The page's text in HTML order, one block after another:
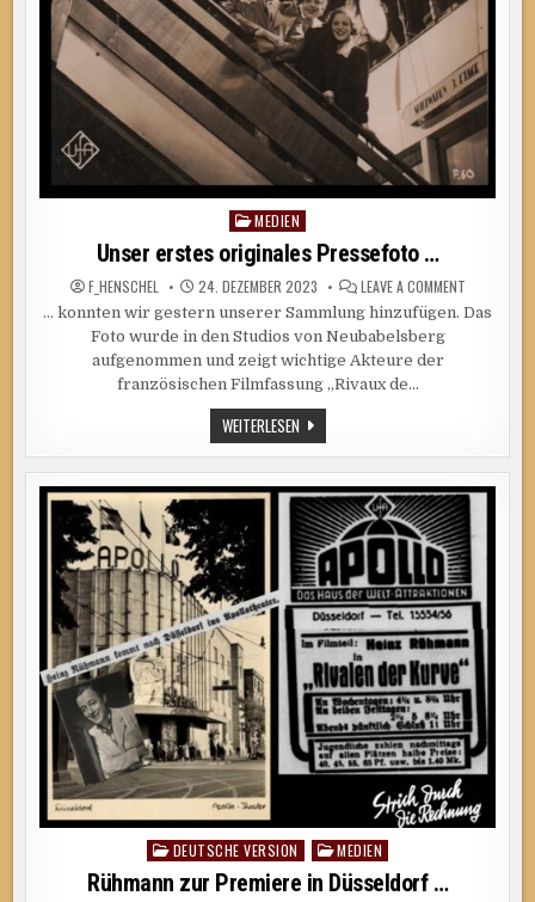
Posted
in
MEDIEN
Unser erstes originales Pressefoto …
F_HENSCHEL 24. DEZEMBER 2023 LEAVE A COMMENTON
ERSTES
… konnten wir gestern unserer Sammlung hinzufügen. Das
Foto wurde in den Studios von Neubabelsberg
aufgenommen und zeigt wichtige Akteure der
französischen Filmfassung „Rivaux de…
WEITERLESENUNSER
ERSTES
ORIGINALES
PRESSEFOTO
…
Posted
DEUTSCHE VERSION MEDIEN
Rühmann zur Premiere in Düsseldorf …